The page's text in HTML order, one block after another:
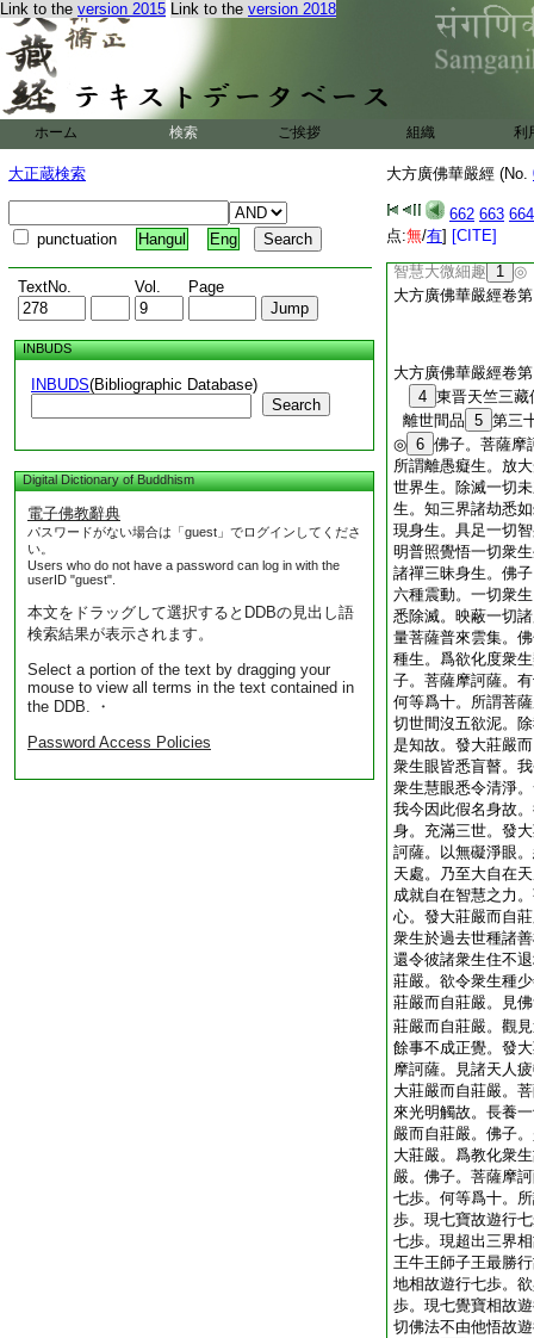
Link to the version 2015 Link to the version 2018
ホーム 検索 ご挨拶 組織 利
大正蔵検索
punctuation Hangul Eng
TextNo. Vol. Page
INBUDS
INBUDS(Bibliographic Database)
Search
Digital Dictionary of Buddhism
電子佛教辭典
パスワードがない場合は「guest」でログインしてくださ
い。
Users who do not have a password can log in with the
userID "guest".
本文をドラッグして選択するとDDBの見出し語
検索結果が表示されます。
Select a portion of the text by dragging your
mouse to view all terms in the text contained in
the DDB. ・
Password Access Policies
大方廣佛華嚴經 (No.
662 663 664
点:無/有] [CITE]
3 若菩薩摩訶
薩十種微細趣。何
處母胎時。示現初
灌頂授記之地。在
胎中示現出家。在
道場成等正覺。在
胎中示現大般涅槃
諸法。一切菩薩行
行門。佛子。是爲
菩薩摩訶薩。安住
智慧大微細趣
1 ◎
大方廣佛華嚴經卷
大方廣佛華嚴經卷
4 東晋天竺三
離世間品 5 第三
◎ 6 佛子。菩薩摩
所謂離愚癡生。放
世界生。除滅一切
生。知三界諸劫悉
現身生。具足一切
明普照覺悟一切衆
諸禪三昧身生。佛
六種震動。一切衆
悉除滅。映蔽一切
量菩薩普來雲集。
種生。爲欲化度衆
子。菩薩摩訶薩。
何等爲十。所謂菩
切世間沒五欲泥。
是知故。發大莊嚴
衆生眼皆悉盲瞽。
衆生慧眼悉令清淨
我今因此假名身故
身。充滿三世。發
訶薩。以無礙淨眼
天處。乃至大自在
成就自在智慧之力
心。發大莊嚴而自
衆生於過去世種諸
還令彼諸衆生住不
莊嚴。欲令衆生種
莊嚴而自莊嚴。見
莊嚴而自莊嚴。觀
餘事不成正覺。發
摩訶薩。見諸天人
大莊嚴而自莊嚴。
來光明觸故。長養
嚴而自莊嚴。佛子
大莊嚴。爲教化衆
嚴。佛子。菩薩摩
七歩。何等爲十。
歩。現七寶故遊行
七歩。現超出三界
王牛王師子王最勝
地相故遊行七歩。
歩。現七覺寶相故
切佛法不由他悟故